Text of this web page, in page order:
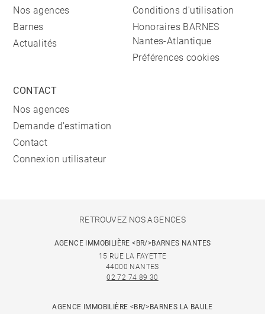
Nos agences
Barnes
Actualités
Conditions d'utilisation
Honoraires BARNES
Nantes-Atlantique
Préférences cookies
CONTACT
Nos agences
Demande d'estimation
Contact
Connexion utilisateur
RETROUVEZ NOS AGENCES
AGENCE IMMOBILIÈRE <BR/>BARNES NANTES
15 RUE LA FAYETTE
44000 NANTES
02 72 74 89 30
AGENCE IMMOBILIÈRE <BR/>BARNES LA BAULE